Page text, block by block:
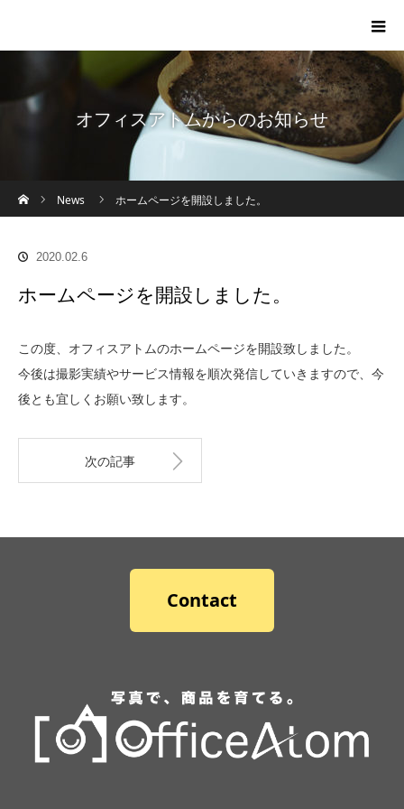
オフィスアトムからのお知らせ
News
ホームページを開設しました。
2020.02.6
ホームページを開設しました。
この度、オフィスアトムのホームページを開設致しました。
今後は撮影実績やサービス情報を順次発信していきますので、今
後とも宜しくお願い致します。
次の記事
Contact